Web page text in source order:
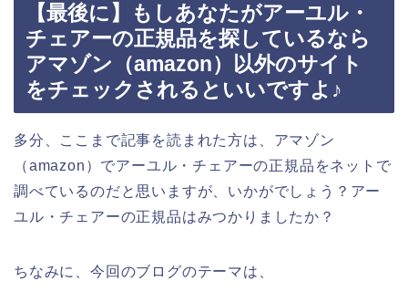
【最後に】もしあなたがアーユル・
チェアーの正規品を探しているなら
アマゾン（amazon）以外のサイト
をチェックされるといいですよ♪
多分、ここまで記事を読まれた方は、アマゾン
（amazon）でアーユル・チェアーの正規品をネットで
調べているのだと思いますが、いかがでしょう？アー
ユル・チェアーの正規品はみつかりましたか？
ちなみに、今回のブログのテーマは、